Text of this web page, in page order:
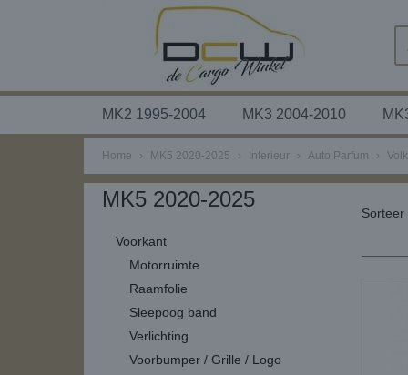
MK2 1995-2004 MK3 2004-2010
Home › MK5 2020-2025 › Interieur › Auto Parfum ›
MK5 2020-2025
Voorkant
Motorruimte
Raamfolie
Sleepoog band
Verlichting
Voorbumper / Grille / Logo